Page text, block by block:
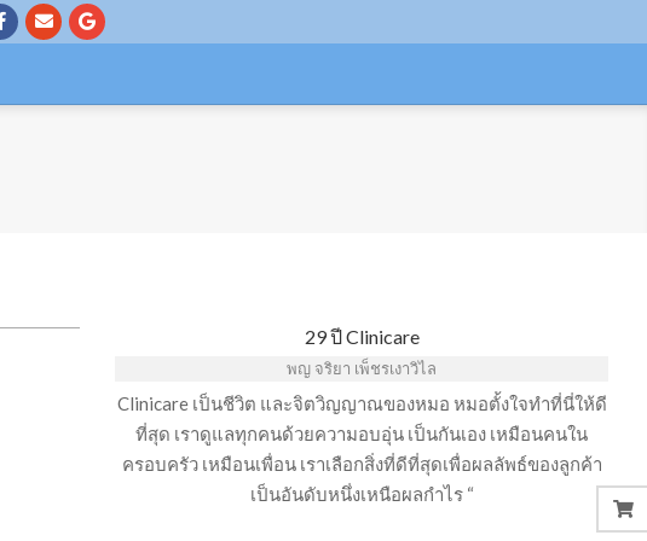
29 ปี Clinicare
พญ จริยา เพ็ชรเงาวิไล
Clinicare เป็นชีวิต และจิตวิญญาณของหมอ หมอตั้งใจทำที่นี่ให้ดี
ที่สุด เราดูแลทุกคนด้วยความอบอุ่น เป็นกันเอง เหมือนคนใน
ครอบครัว เหมือนเพื่อน เราเลือกสิ่งที่ดีที่สุดเพื่อผลลัพธ์ของลูกค้า
เป็นอันดับหนึ่งเหนือผลกำไร “